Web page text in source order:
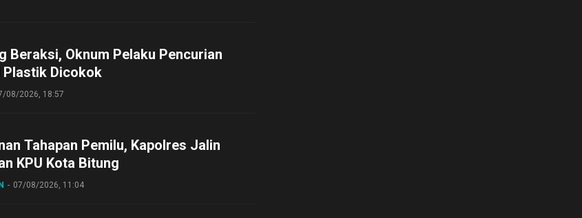
Beraksi, Oknum Pelaku Pencurian
Plastik Dicokok
08/2026, 18:57
Tahapan Pemilu, Kapolres Jalin
KPU Kota Bitung
07/08/2026, 11:04